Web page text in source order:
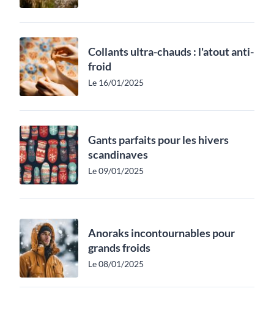
Collants ultra-chauds : l'atout anti-
froid
Le 16/01/2025
Gants parfaits pour les hivers
scandinaves
Le 09/01/2025
Anoraks incontournables pour
grands froids
Le 08/01/2025